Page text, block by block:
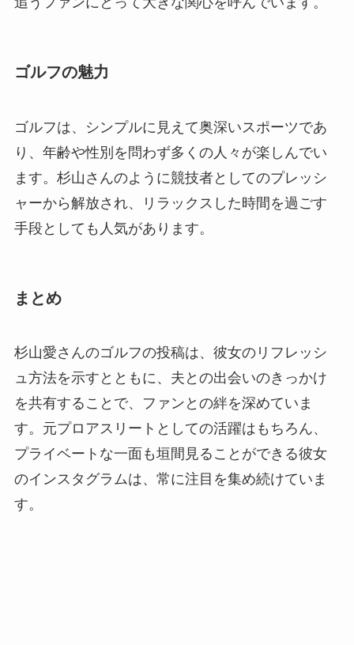
ゴルフの魅力
ゴルフは、シンプルに見えて奥深いスポーツであ
り、年齢や性別を問わず多くの人々が楽しんでい
ます。杉山さんのように競技者としてのプレッシ
ャーから解放され、リラックスした時間を過ごす
手段としても人気があります。
まとめ
杉山愛さんのゴルフの投稿は、彼女のリフレッシ
ュ方法を示すとともに、夫との出会いのきっかけ
を共有することで、ファンとの絆を深めていま
す。元プロアスリートとしての活躍はもちろん、
プライベートな一面も垣間見ることができる彼女
のインスタグラムは、常に注目を集め続けていま
す。